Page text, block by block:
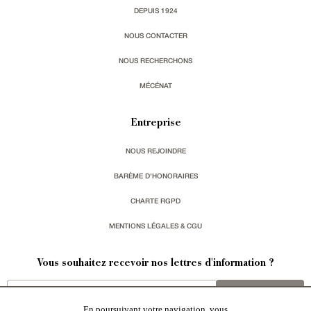
DEPUIS 1924
NOUS CONTACTER
NOUS RECHERCHONS
MÉCÉNAT
Entreprise
NOUS REJOINDRE
BARÈME D'HONORAIRES
CHARTE RGPD
MENTIONS LÉGALES & CGU
Vous souhaitez recevoir nos lettres d'information ?
En poursuivant votre navigation, vous